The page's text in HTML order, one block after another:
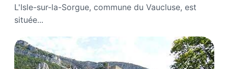
L'Isle-sur-la-Sorgue, commune du Vaucluse, est
située...